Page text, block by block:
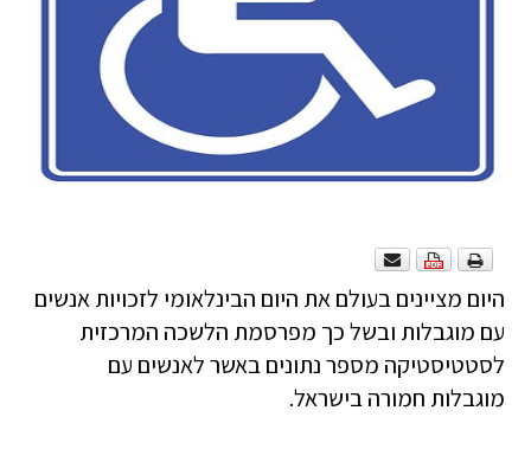
היום מציינים בעולם את היום הבינלאומי לזכויות אנשים
עם מוגבלות ובשל כך מפרסמת הלשכה המרכזית
לסטטיסטיקה מספר נתונים באשר לאנשים עם
מוגבלות חמורה בישראל.